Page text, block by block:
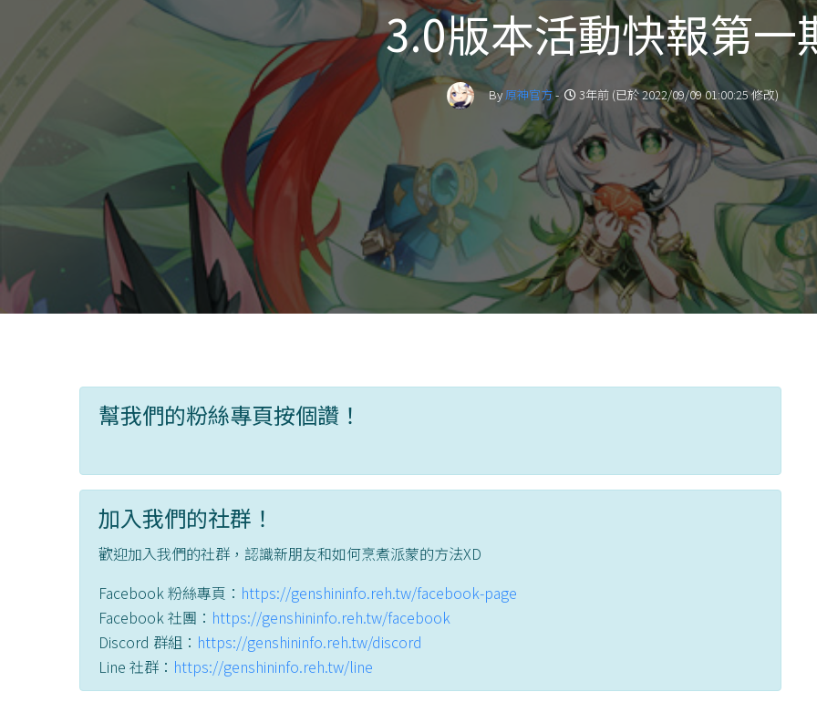
3.0版本活動快報第一
By原神官方- 3年前 (已於 2022/09/09 01:00:25 修改)
幫我們的粉絲專頁按個讚！
加入我們的社群！
歡迎加入我們的社群，認識新朋友和如何烹煮派蒙的方法XD
Facebook 粉絲專頁： https://genshininfo.reh.tw/facebook-page
Facebook 社團： https://genshininfo.reh.tw/facebook
Discord 群組： https://genshininfo.reh.tw/discord
Line 社群： https://genshininfo.reh.tw/line